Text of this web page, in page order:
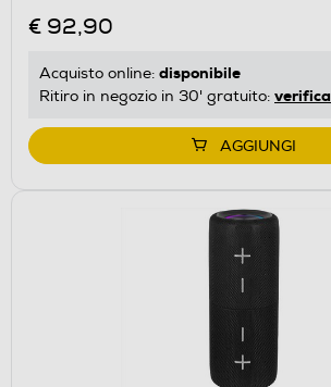
€ 92,90
Acquisto online: disponibile
Ritiro in negozio in 30' gratuito: verifica
AGGIUNGI